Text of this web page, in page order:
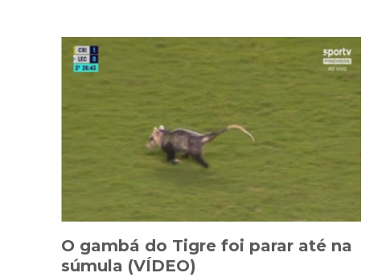
O gambá do Tigre foi parar até na
súmula (VÍDEO)